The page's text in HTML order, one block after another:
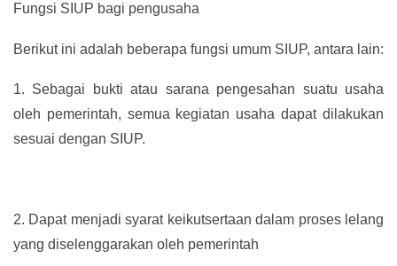
Fungsi SIUP bagi pengusaha
Berikut ini adalah beberapa fungsi umum SIUP, antara lain:
1. Sebagai bukti atau sarana pengesahan suatu usaha
oleh pemerintah, semua kegiatan usaha dapat dilakukan
sesuai dengan SIUP.
2. Dapat menjadi syarat keikutsertaan dalam proses lelang
yang diselenggarakan oleh pemerintah